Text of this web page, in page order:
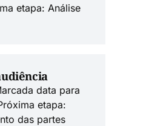
etapa: Análise
data para
etapa:
das partes